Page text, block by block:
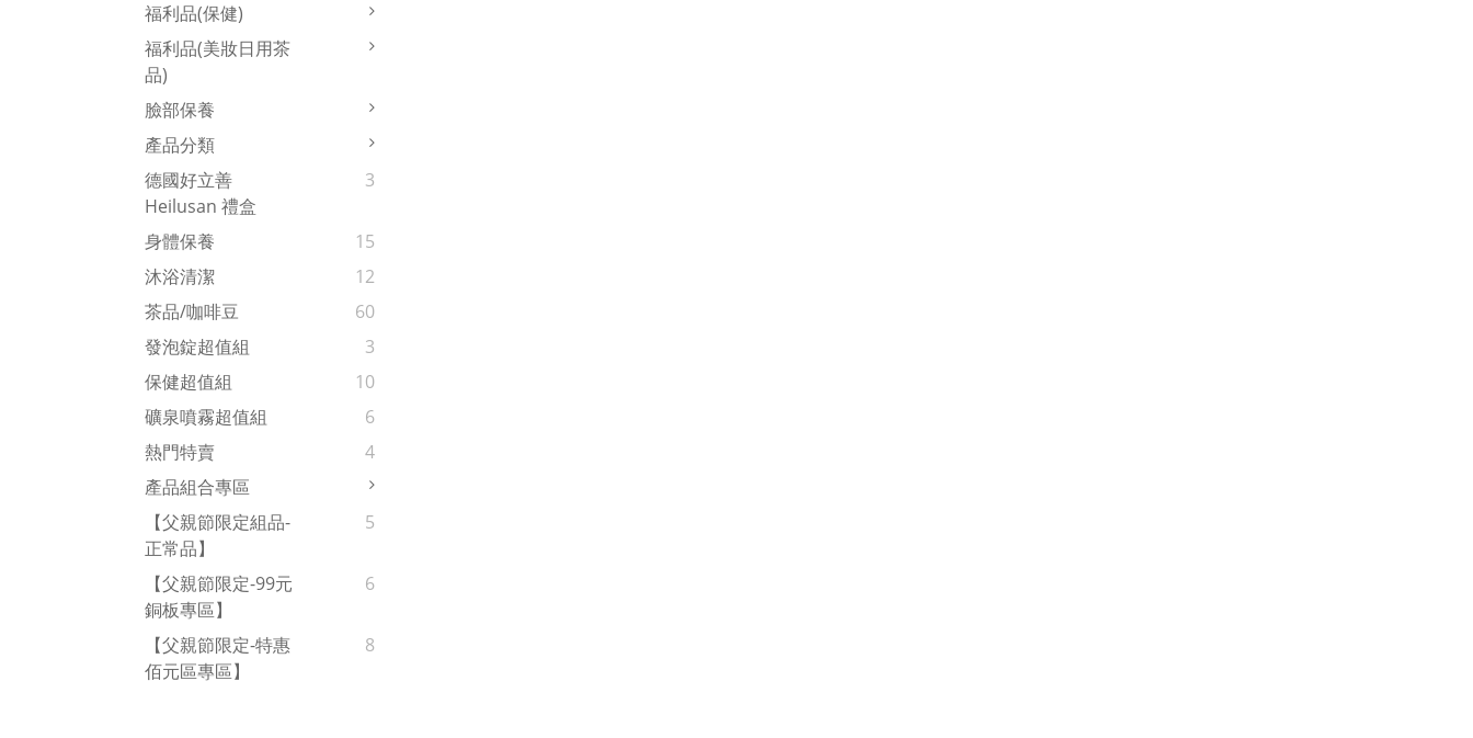
福利品(保健)
福利品(美妝日用茶
品)
臉部保養
產品分類
德國好立善
Heilusan 禮盒
3
身體保養
15
沐浴清潔
12
茶品/咖啡豆
60
發泡錠超值組
3
保健超值組
10
礦泉噴霧超值組
6
熱門特賣
4
產品組合專區
【父親節限定組品-
正常品】
5
【父親節限定-99元
銅板專區】
6
【父親節限定-特惠
佰元區專區】
8